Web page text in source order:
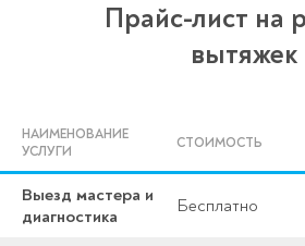
Прайс-лист на
вытяжек
НАИМЕНОВАНИЕ
УСЛУГИ
СТОИМОСТЬ
Выезд мастера и
диагностика
Бесплатно